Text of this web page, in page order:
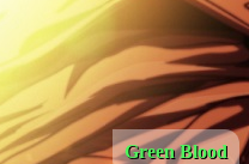
Green Blood